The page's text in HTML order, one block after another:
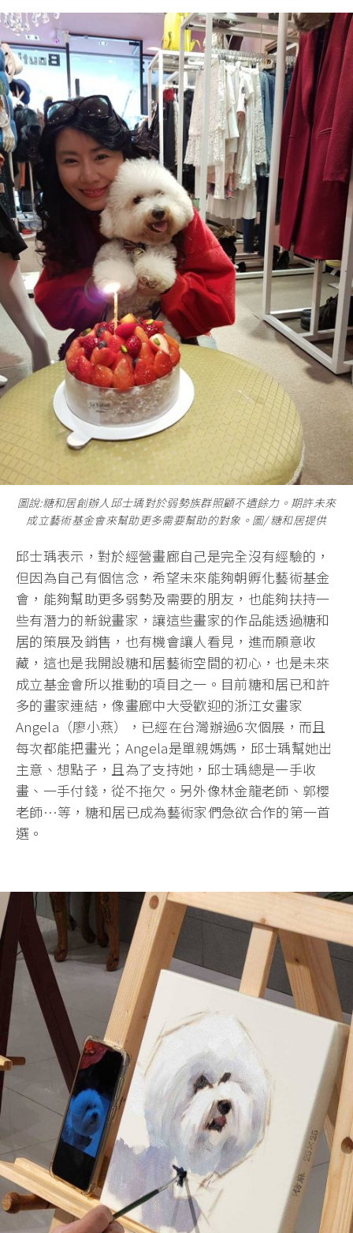
圖說:糖和居創辦人邱士瑀對於弱勢族群照顧不遺餘力。期許未來
成立藝術基金會來幫助更多需要幫助的對象。圖/ 糖和居提供
邱士瑀表示，對於經營畫廊自己是完全沒有經驗的，
但因為自己有個信念，希望未來能夠朝孵化藝術基金
會，能夠幫助更多弱勢及需要的朋友，也能夠扶持一
些有潛力的新銳畫家，讓這些畫家的作品能透過糖和
居的策展及銷售，也有機會讓人看見，進而願意收
藏，這也是我開設糖和居藝術空間的初心，也是未來
成立基金會所以推動的項目之一。目前糖和居已和許
多的畫家連結，像畫廊中大受歡迎的浙江女畫家
Angela（廖小燕），已經在台灣辦過6次個展，而且
每次都能把畫光；Angela是單親媽媽，邱士瑀幫她出
主意、想點子，且為了支持她，邱士瑀總是一手收
畫、一手付錢，從不拖欠。另外像林金龍老師、郭櫻
老師…等，糖和居已成為藝術家們急欲合作的第一首
選。